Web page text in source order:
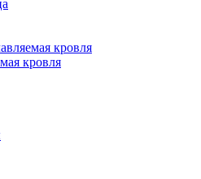
кровля
кровля